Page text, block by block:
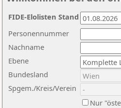
Nachname
Ebene
Personennummer
Bundesland
Spgem./Kreis/Verein
Nur
FIDE-Elolisten Stand